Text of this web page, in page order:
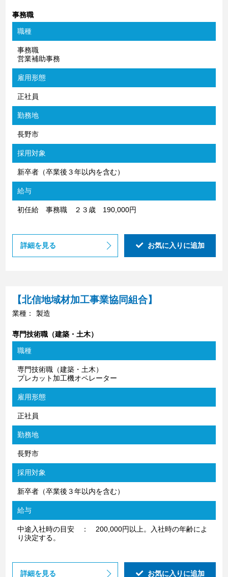
事務職
職種
事務職
営業補助事務
雇用形態
正社員
勤務地
長野市
採用対象
新卒者（卒業後３年以内を含む）
給与
初任給 事務職 ２３歳 190,000円
詳細を見る お気に入りに追加
【北信地域材加工事業協同組合】
業種： 製造
専門技術職（建築・土木）
職種
専門技術職（建築・土木）
プレカット加工機オペレーター
雇用形態
正社員
勤務地
長野市
採用対象
新卒者（卒業後３年以内を含む）
給与
中途入社時の目安 ： 200,000円以上。入社時の年齢によ
り決定する。
詳細を見る お気に入りに追加